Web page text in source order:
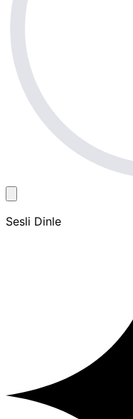
Sesli Dinle